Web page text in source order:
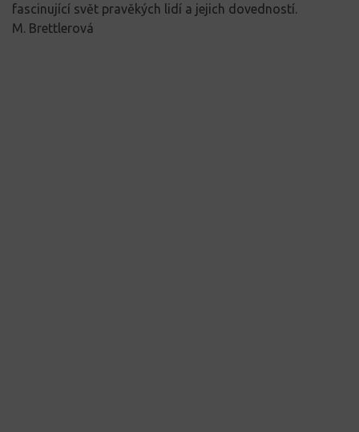
fascinující svět pravěkých lidí a jejich dovedností.
M. Brettlerová